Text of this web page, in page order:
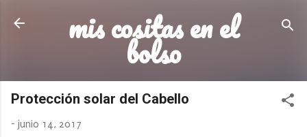
Ir al contenido principal
mis cositas en el
bolso
Protección solar del Cabello
- junio 14, 2017